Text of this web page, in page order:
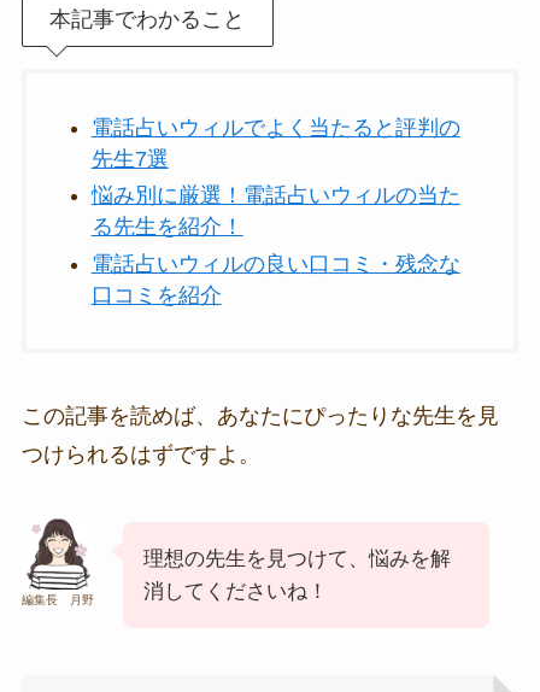
本記事でわかること
電話占いウィルでよく当たると評判の
先生7選
悩み別に厳選！電話占いウィルの当た
る先生を紹介！
電話占いウィルの良い口コミ・残念な
口コミを紹介
この記事を読めば、あなたにぴったりな先生を見
つけられるはずですよ。
編集長 月野
理想の先生を見つけて、悩みを解
消してくださいね！